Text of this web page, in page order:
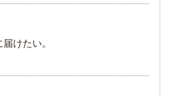
けたい。